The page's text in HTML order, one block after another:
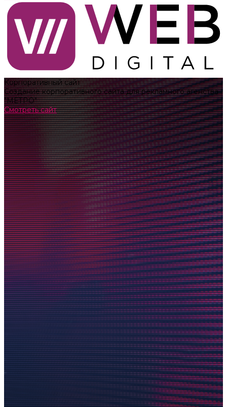
Корпоративный сайт
Создание корпоративного сайта для рекламного агенства
"МЕТРО"
Смотреть сайт